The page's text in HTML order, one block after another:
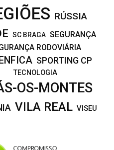
RÚSSIA
SC BRAGA SEGURANÇA
RODOVIÁRIA
SPORTING CP
TECNOLOGIA
OS-MONTES
VILA REAL VISEU